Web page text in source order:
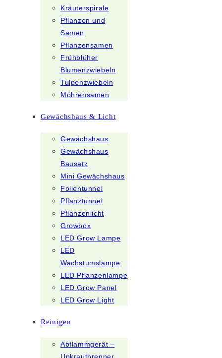
Kräuterspirale
Pflanzen und
Samen
Pflanzensamen
Frühblüher
Blumenzwiebeln
Tulpenzwiebeln
Möhrensamen
Gewächshaus & Licht
Gewächshaus
Gewächshaus
Bausatz
Mini Gewächshaus
Folientunnel
Pflanztunnel
Pflanzenlicht
Growbox
LED Grow Lampe
LED
Wachstumslampe
LED Pflanzenlampe
LED Grow Panel
LED Grow Light
Reinigen
Abflammgerät –